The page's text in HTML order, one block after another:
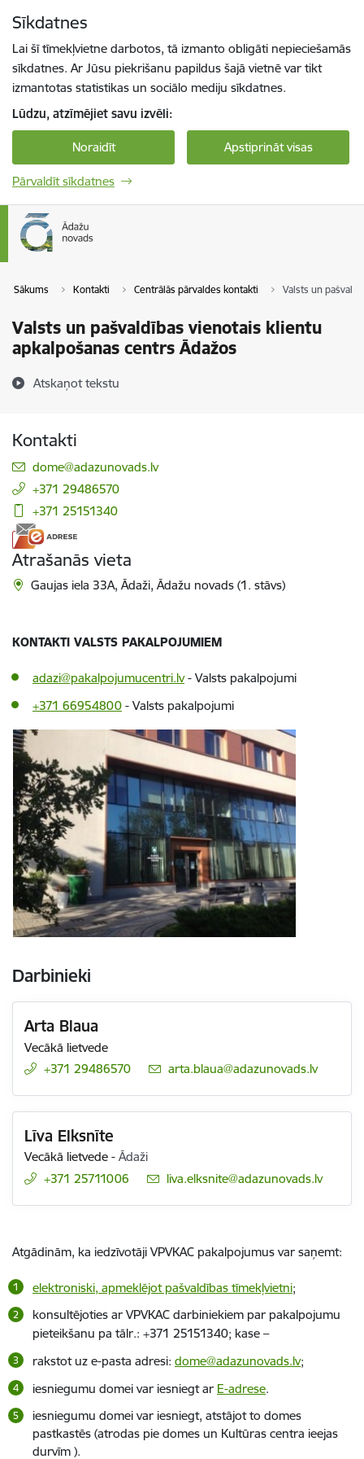
Sīkdatnes
Lai šī tīmekļvietne darbotos, tā izmanto obligāti nepieciešamās
sīkdatnes. Ar Jūsu piekrišanu papildus šajā vietnē var tikt
izmantotas statistikas un sociālo mediju sīkdatnes.
Lūdzu, atzīmējiet savu izvēli:
Noraidīt Apstiprināt visas
Pārvaldīt sīkdatnes
Sākums Kontakti Centrālās pārvaldes kontakti Valsts un
Valsts un pašvaldības vienotais klientu
apkalpošanas centrs Ādažos
Atskaņot tekstu
Kontakti
E-pasts:
dome@adazunovads.lv
+371 29486570
+371 25151340
Atrašanās vieta
Gaujas iela 33A, Ādaži, Ādažu novads (1. stāvs)
KONTAKTI VALSTS PAKALPOJUMIEM
adazi@pakalpojumucentri.lv- Valsts pakalpojumi
+371 66954800 - Valsts pakalpojumi
Darbinieki
Arta Blaua
Vecākā lietvede
+371 29486570
E-pasts:
arta.blaua@adazunovads.lv
Līva Elksnīte
Vecākā lietvede -Ādaži
+371 25711006
E-pasts:
liva.elksnite@adazunovads.lv
Atgādinām, ka iedzīvotāji VPVKAC pakalpojumus var saņemt:
elektroniski, apmeklējot pašvaldības tīmekļvietni;
konsultējoties ar VPVKAC darbiniekiem par pakalpojumu
pieteikšanu pa tālr.: +371 25151340; kase –
rakstot uz e-pasta adresi: dome@adazunovads.lv;
iesniegumu domei var iesniegt ar E-adrese.
iesniegumu domei var iesniegt, atstājot to domes
pastkastēs (atrodas pie domes un Kultūras centra ieejas
durvīm ).